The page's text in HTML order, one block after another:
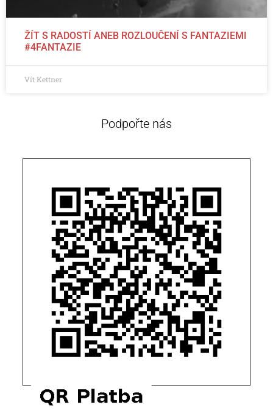
ŽÍT S RADOSTÍ ANEB ROZLOUČENÍ S FANTAZIEMI
#4FANTAZIE
Vít Kettner
Podpořte nás